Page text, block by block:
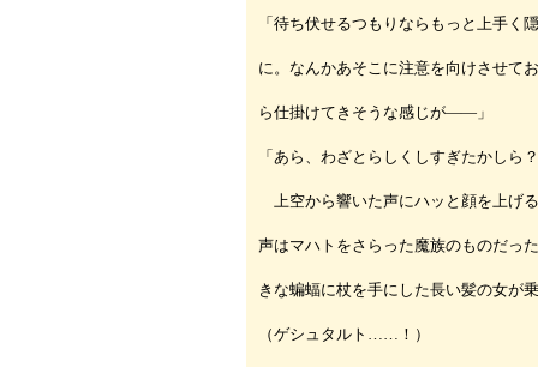
「待ち伏せるつもりならもっと上手く
に。なんかあそこに注意を向けさせて
ら仕掛けてきそうな感じが――」
「あら、わざとらしくしすぎたかしら
上空から響いた声にハッと顔を上げ
声はマハトをさらった魔族のものだっ
きな蝙蝠に杖を手にした長い髪の女が
（ゲシュタルト……！）